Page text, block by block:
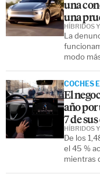
una
una
La
modo
HÍBRIDOS
COCHES
El
año por
7 de
De los
el 45 %
mientras
HÍBRIDOS